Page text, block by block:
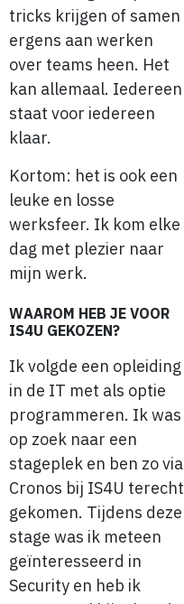
tricks krijgen of samen
ergens aan werken
over teams heen. Het
kan allemaal. Iedereen
staat voor iedereen
klaar.
Kortom: het is ook een
leuke en losse
werksfeer. Ik kom elke
dag met plezier naar
mijn werk.
WAAROM HEB JE VOOR
IS4U GEKOZEN?
Ik volgde een opleiding
in de IT met als optie
programmeren. Ik was
op zoek naar een
stageplek en ben zo via
Cronos bij IS4U terecht
gekomen. Tijdens deze
stage was ik meteen
geïnteresseerd in
Security en heb ik